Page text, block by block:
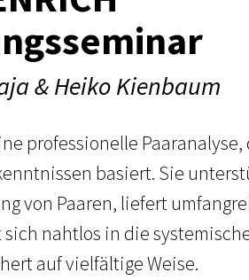
& Heiko Kienbaum
professionelle
basiert. Sie
von Paaren, liefert
nahtlos in die
auf vielfältige Weise.